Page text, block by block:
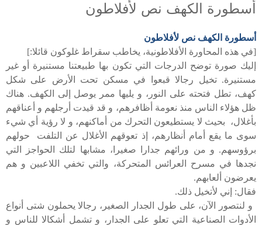
أسطورة الكهف نص لأفلاطون
أسطورة الكهف نص لأفلاطون
[في هذه المحاورة الأفلاطونية، يخاطب سقراط غلوكون قائلا:]
إليك صورة توضح الدرجات التي تكون بها طبيعتنا مستنيرة أو غير
مستنيرة. تخيل رجالا قبعوا في مسكن تحت الأرض على شكل
كهف، تطل فتحته على النور، و يليها ممر يوصل إلى الكهف. هناك
ظل هؤلاء الناس منذ نعومة أظافرهم، و قد قيدت أرجلهم و أعناقهم
بأغلال، بحيث لا يستطيعون التحرك من أماكنهم، و لا رؤية أي شيء
سوى ما يقع أمام أنظارهم، إذ تعوقهم الأغلال عن التلفت حولهم
برؤوسهم. و من ورائهم جدارا صغيرا، مشابها لتلك الحواجز التي
نجدها في مسرح العرائس المتحركة، والتي تخفي اللاعبين و هم
يعرضون ألعابهم.
فقال: إني لأتخيل ذلك.
و لنتصور الآن، على طول الجدار الصغير، رجالا يحملون شتى أنواع
الأدوات الصناعية التي تعلو على الجدار، و تشمل أشكالا للناس و